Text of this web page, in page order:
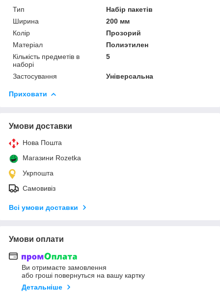
Тип
Набір пакетів
Ширина
200 мм
Колір
Прозорий
Матеріал
Полиэтилен
Кількість предметів в
наборі
5
Застосування Універсальна
Приховати
Умови доставки
Нова Пошта
Магазини Rozetka
Укрпошта
Самовивіз
Всі умови доставки
Умови оплати
Ви отримаєте замовлення
або гроші повернуться на вашу картку
Детальніше